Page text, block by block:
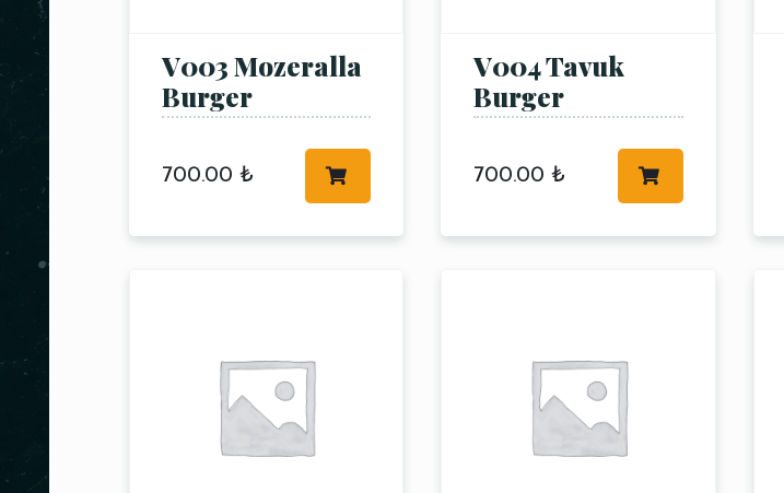
V003 Mozeralla
Burger
700.00 ₺
V004 Tavuk
Burger
700.00₺